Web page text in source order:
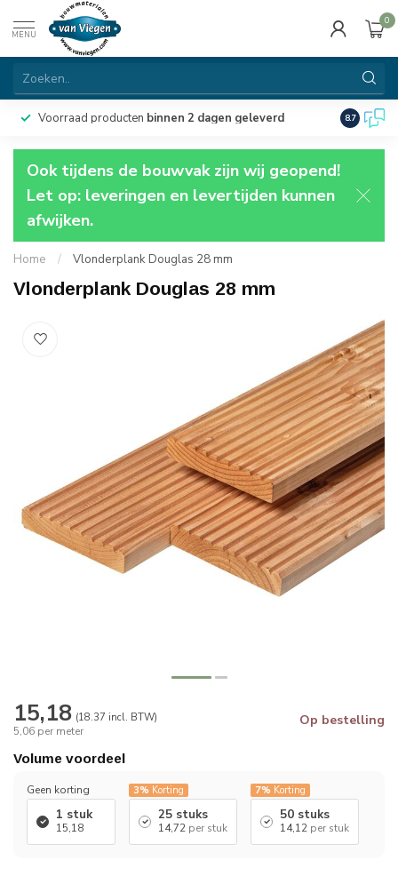
MENU
0
Voorraad producten binnen 2 dagen geleverd 8.7
Ook tijdens de bouwvak zijn wij geopend!
Let op: leveringen en levertijden kunnen
afwijken.
Home / Vlonderplank Douglas 28 mm
Vlonderplank Douglas 28 mm
15,18 (18.37 incl. BTW)
5,06 per meter
Op bestelling
Volume voordeel
Geen korting
1 stuk
15,18
3% Korting
25 stuks
14,72 per stuk
7% Korting
50 stuks
14,12 per stuk